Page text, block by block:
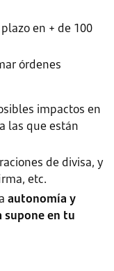
en + de 100
órdenes
impactos en
las que están
de divisa, y
etc.
autonomía y
en tu